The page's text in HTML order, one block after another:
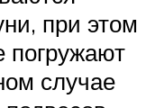
при этом
погружают
случае